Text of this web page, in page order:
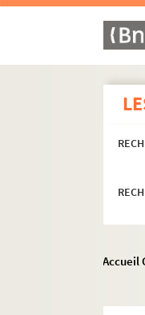
Accueil